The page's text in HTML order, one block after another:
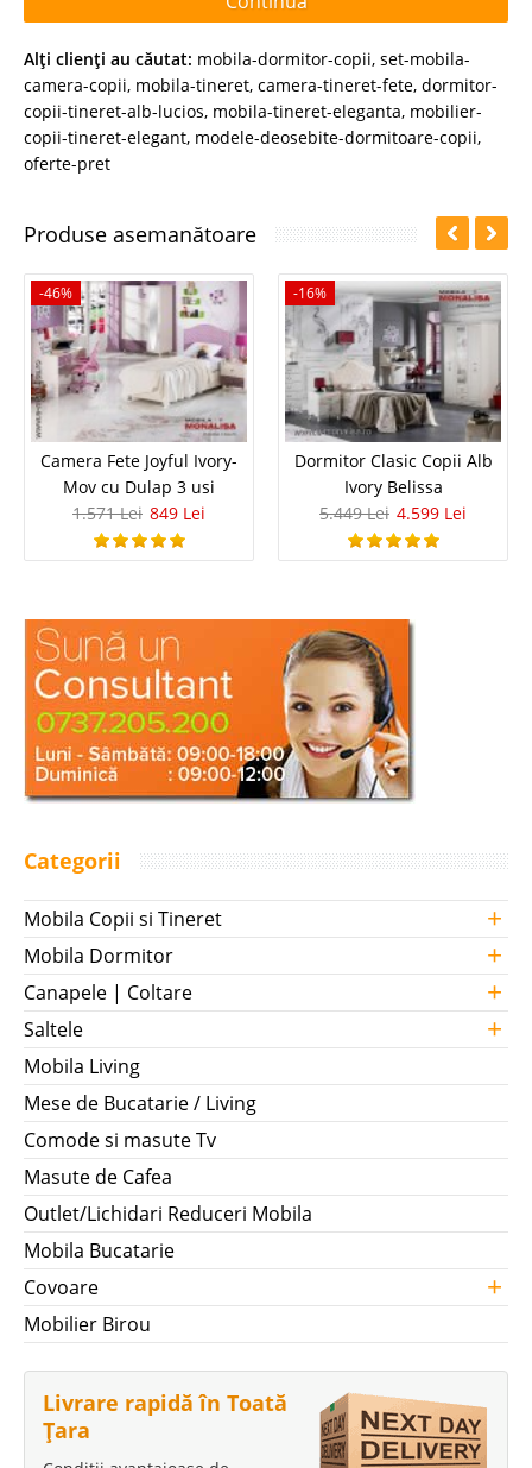
Alţi clienţi au căutat: mobila-dormitor-copii, set-mobila-
camera-copii, mobila-tineret, camera-tineret-fete, dormitor-
copii-tineret-alb-lucios, mobila-tineret-eleganta, mobilier-
copii-tineret-elegant, modele-deosebite-dormitoare-copii,
oferte-pret
Produse asemanătoare
-46%
Camera Fete Joyful Ivory-
Mov cu Dulap 3 usi
1.571 Lei 849 Lei
-16%
Dormitor Clasic Copii Alb
Ivory Belissa
5.449 Lei 4.599 Lei
Categorii
Mobila Copii si Tineret +
Mobila Dormitor +
Canapele | Coltare +
Saltele +
Mobila Living
Mese de Bucatarie / Living
Comode si masute Tv
Masute de Cafea
Outlet/Lichidari Reduceri Mobila
Mobila Bucatarie
Covoare
+
Mobilier Birou
Livrare rapidă în Toată
Țara